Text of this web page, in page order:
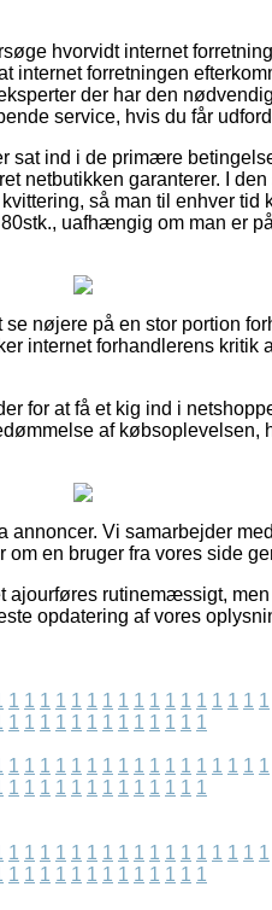
hvorvidt internet
internet forretningen
der har den
service, hvis du får
ind i de primære
netbutikken garanterer. I
så man til enhver tid
uafhængig om man er
nøjere på en stor portion
internet forhandlerens
for at få et kig ind i
af købsoplevelsen,
Vi samarbejder
en bruger fra vores side
rutinemæssigt,
opdatering af vores
1 1 1 1 1 1 1 1 1 1 1 1 1 1 1 1 1
1 1 1 1 1 1 1 1 1 1 1 1 1
1 1 1 1 1 1 1 1 1 1 1 1 1 1 1 1 1
1 1 1 1 1 1 1 1 1 1 1 1 1
1 1 1 1 1 1 1 1 1 1 1 1 1 1 1 1 1
1 1 1 1 1 1 1 1 1 1 1 1 1